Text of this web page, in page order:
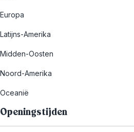
Europa
Latijns-Amerika
Midden-Oosten
Noord-Amerika
Oceanië
Openingstijden